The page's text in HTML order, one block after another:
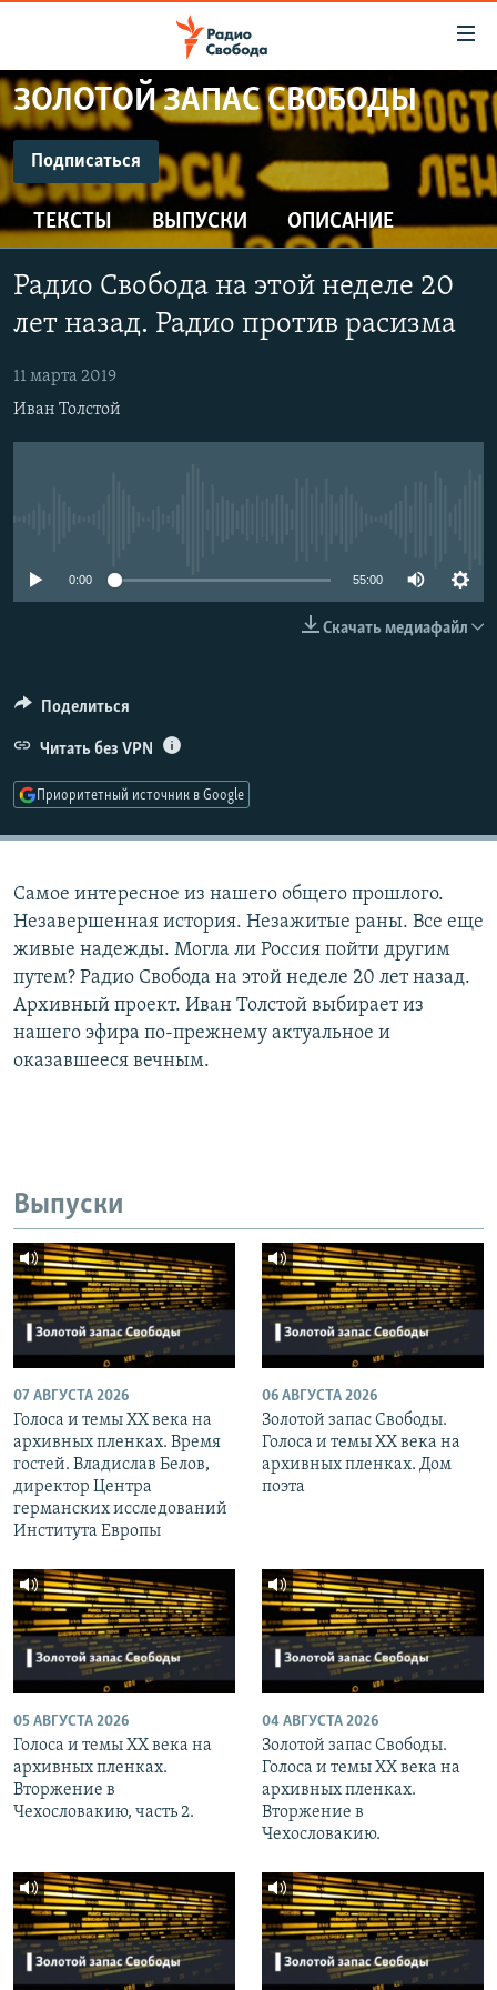
упрощенного
доступа
Вернуться
к
основному
содержанию
Вернутся
главной
Вернутся
поиску
ПРОГРАММЫ
ПОДКАСТЫ
АВТОРСКИЕ ПРОЕКТЫ
ЦИТАТЫ СВОБОДЫ
МНЕНИЯ
КУЛЬТУРА
КАВКАЗ.РЕАЛИИ
СЕВЕР.РЕАЛИИ
ЗОЛОТОЙ ЗАПАС СВОБОДЫ
Подписаться
ПОДПИСАТЬСЯ
Подписаться
ТЕКСТЫ ВЫПУСКИ ОПИСАНИЕ
Радио Свобода на этой неделе 20
лет назад. Радио против расизма
11 марта 2019
Иван Толстой
0:00 55:00
Скачать медиафайл
Поделиться
Читать без VPN
Приоритетный источник в Google
Самое интересное из нашего общего прошлого.
Незавершенная история. Незажитые раны. Все еще
живые надежды. Могла ли Россия пойти другим
путем? Радио Свобода на этой неделе 20 лет назад.
Архивный проект. Иван Толстой выбирает из
нашего эфира по-прежнему актуальное и
оказавшееся вечным.
Выпуски
07 АВГУСТА 2026
Голоса и темы XX века на
архивных пленках. Время
гостей. Владислав Белов,
директор Центра
германских исследований
Института Европы
06 АВГУСТА 2026
Золотой запас Свободы.
Голоса и темы XX века на
архивных пленках. Дом
поэта
05 АВГУСТА 2026
Голоса и темы XX века на
архивных пленках.
Вторжение в
Чехословакию, часть 2.
04 АВГУСТА 2026
Золотой запас Свободы.
Голоса и темы XX века на
архивных пленках.
Вторжение в
Чехословакию.